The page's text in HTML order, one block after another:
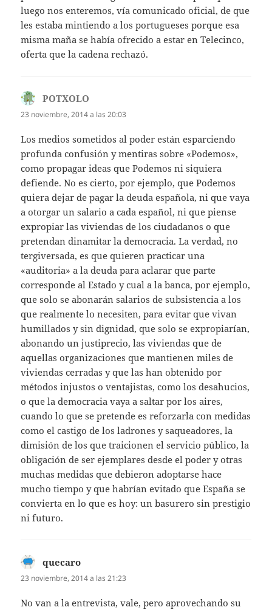
luego nos enteremos, vía comunicado oficial, de que
les estaba mintiendo a los portugueses porque esa
misma maña se había ofrecido a estar en Telecinco,
oferta que la cadena rechazó.
POTXOLO
23 noviembre, 2014 a las 20:03
Los medios sometidos al poder están esparciendo
profunda confusión y mentiras sobre «Podemos»,
como propagar ideas que Podemos ni siquiera
defiende. No es cierto, por ejemplo, que Podemos
quiera dejar de pagar la deuda española, ni que vaya
a otorgar un salario a cada español, ni que piense
expropiar las viviendas de los ciudadanos o que
pretendan dinamitar la democracia. La verdad, no
tergiversada, es que quieren practicar una
«auditoria» a la deuda para aclarar que parte
corresponde al Estado y cual a la banca, por ejemplo,
que solo se abonarán salarios de subsistencia a los
que realmente lo necesiten, para evitar que vivan
humillados y sin dignidad, que solo se expropiarían,
abonando un justiprecio, las viviendas que de
aquellas organizaciones que mantienen miles de
viviendas cerradas y que las han obtenido por
métodos injustos o ventajistas, como los desahucios,
o que la democracia vaya a saltar por los aires,
cuando lo que se pretende es reforzarla con medidas
como el castigo de los ladrones y saqueadores, la
dimisión de los que traicionen el servicio público, la
obligación de ser ejemplares desde el poder y otras
muchas medidas que debieron adoptarse hace
mucho tiempo y que habrían evitado que España se
convierta en lo que es hoy: un basurero sin prestigio
ni futuro.
quecaro
23 noviembre, 2014 a las 21:23
No van a la entrevista, vale, pero aprovechando su